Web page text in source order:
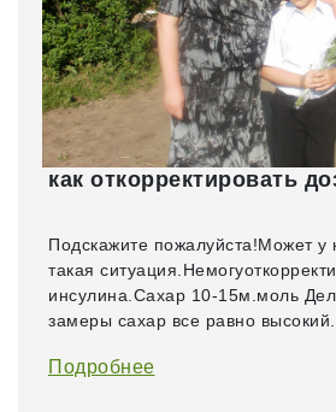
как откорректировать
Подскажите пожалуйста!Может у
такая
инсулина.Сахар 10-15м.моль
замеры сахар все равно высокий.
Подробнее